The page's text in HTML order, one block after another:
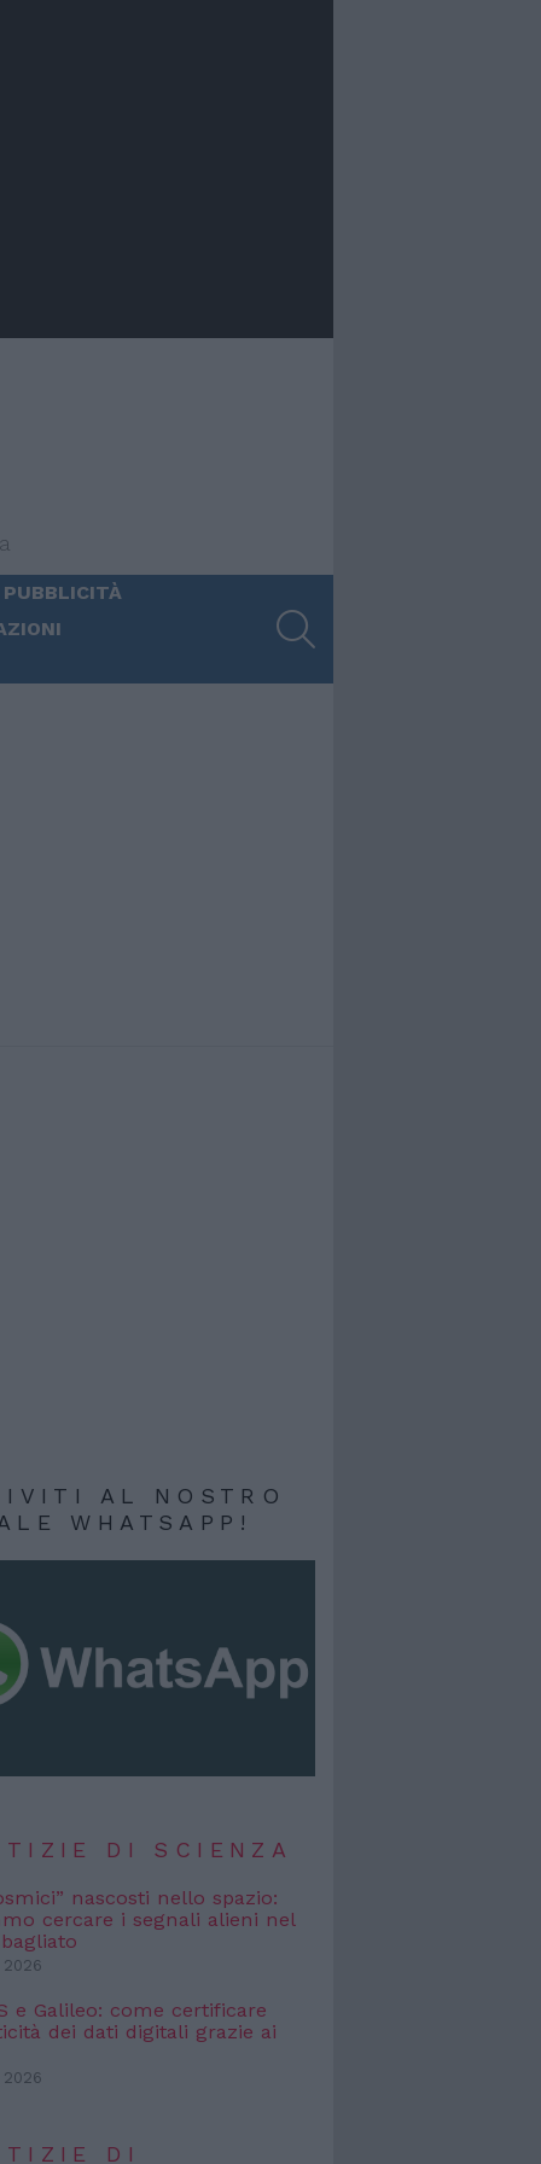
AL NOSTRO
WHATSAPP!
DI SCIENZA
nascosti nello spazio:
cercare i segnali alieni nel
e Galileo: come certificare
dei dati digitali grazie ai
DI